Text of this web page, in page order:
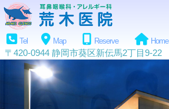
Tel Map Reserve Home
〒420-0944 静岡市葵区新伝馬2丁目9-22